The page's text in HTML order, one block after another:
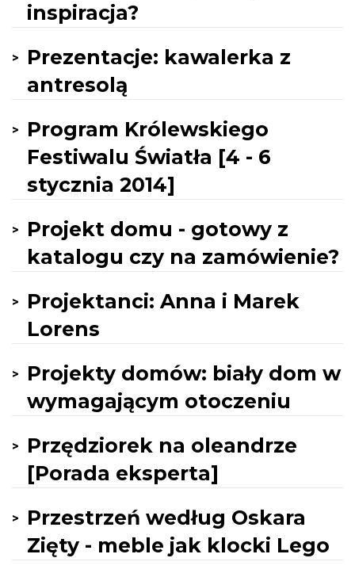
inspiracja?
Prezentacje: kawalerka z
antresolą
Program Królewskiego
Festiwalu Światła [4 - 6
stycznia 2014]
Projekt domu - gotowy z
katalogu czy na zamówienie?
Projektanci: Anna i Marek
Lorens
Projekty domów: biały dom w
wymagającym otoczeniu
Przędziorek na oleandrze
[Porada eksperta]
Przestrzeń według Oskara
Zięty - meble jak klocki Lego